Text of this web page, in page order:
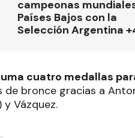
campeonas
Países Bajos con la
Selección Argentina
cuatro medallas
bronce gracias a
Vázquez.